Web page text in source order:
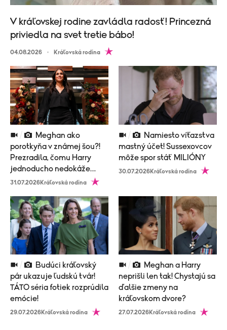
V kráľovskej rodine zavládla radosť! Princezná
priviedla na svet tretie bábo!
04.08.2026 Kráľovská rodina
porotkyňa v známej šou?!
Prezradila, čomu Harry
jednoducho nedokáže
odolať
31.07.2026Kráľovská rodina
mastný účet! Sussexovcov
môže spor stáť MILIÓNY
30.07.2026Kráľovská rodina
pár ukazuje ľudskú tvár!
TÁTO séria fotiek rozprúdila
emócie!
29.07.2026Kráľovská rodina
neprišli len tak! Chystajú sa
ďalšie zmeny na
kráľovskom dvore?
27.07.2026Kráľovská rodina